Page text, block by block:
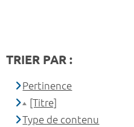
TRIER PAR :
Pertinence
[Titre]
Type de contenu